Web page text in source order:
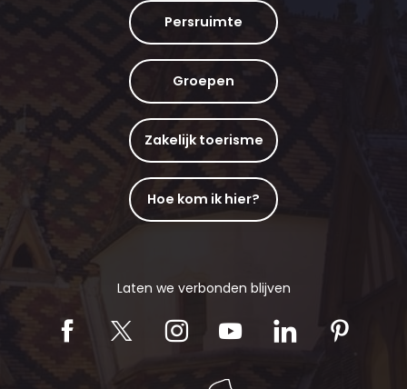
Persruimte
Groepen
Zakelijk toerisme
Hoe kom ik hier?
Laten we verbonden blijven